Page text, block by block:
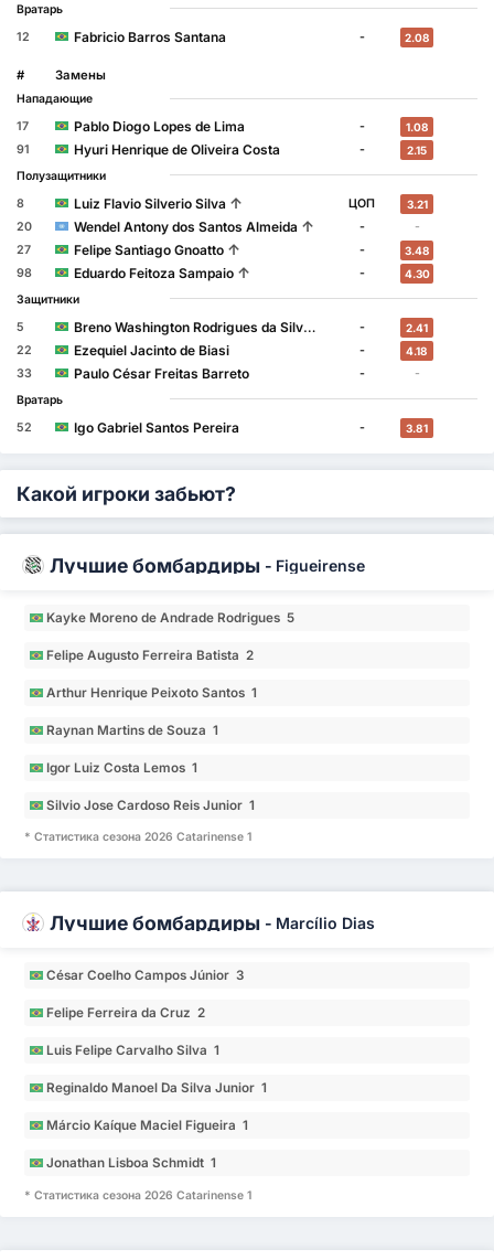
Вратарь
12
Fabricio Barros Santana - 2.08
# Замены
Нападающие
17
Pablo Diogo Lopes de Lima - 1.08
91 Hyuri Henrique de Oliveira Costa - 2.15
Полузащитники
8
Luiz Flavio Silverio Silva ↑ ЦОП 3.21
20 Wendel Antony dos Santos Almeida ↑ -
-
27
Felipe Santiago Gnoatto ↑ - 3.48
98 Eduardo Feitoza Sampaio ↑ - 4.30
Защитники
5
Breno Washington Rodrigues da Silva ↑ - 2.41
22 Ezequiel Jacinto de Biasi - 4.18
33 Paulo César Freitas Barreto -
-
Вратарь
52
Igo Gabriel Santos Pereira - 3.81
Какой игроки забьют?
Лучшие бомбардиры - Figueirense
Kayke Moreno de Andrade Rodrigues 5
Felipe Augusto Ferreira Batista 2
Arthur Henrique Peixoto Santos 1
Raynan Martins de Souza 1
Igor Luiz Costa Lemos 1
Silvio Jose Cardoso Reis Junior 1
* Статистика сезона 2026 Catarinense 1
Лучшие бомбардиры - Marcílio Dias
César Coelho Campos Júnior 3
Felipe Ferreira da Cruz 2
Luis Felipe Carvalho Silva 1
Reginaldo Manoel Da Silva Junior 1
Márcio Kaíque Maciel Figueira 1
Jonathan Lisboa Schmidt 1
* Статистика сезона 2026 Catarinense 1